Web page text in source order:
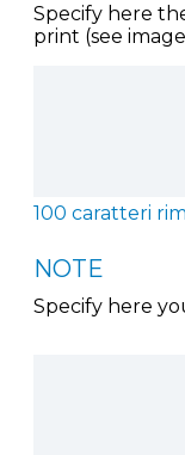
Specify here
print (see
100 caratteri
NOTE
Specify here